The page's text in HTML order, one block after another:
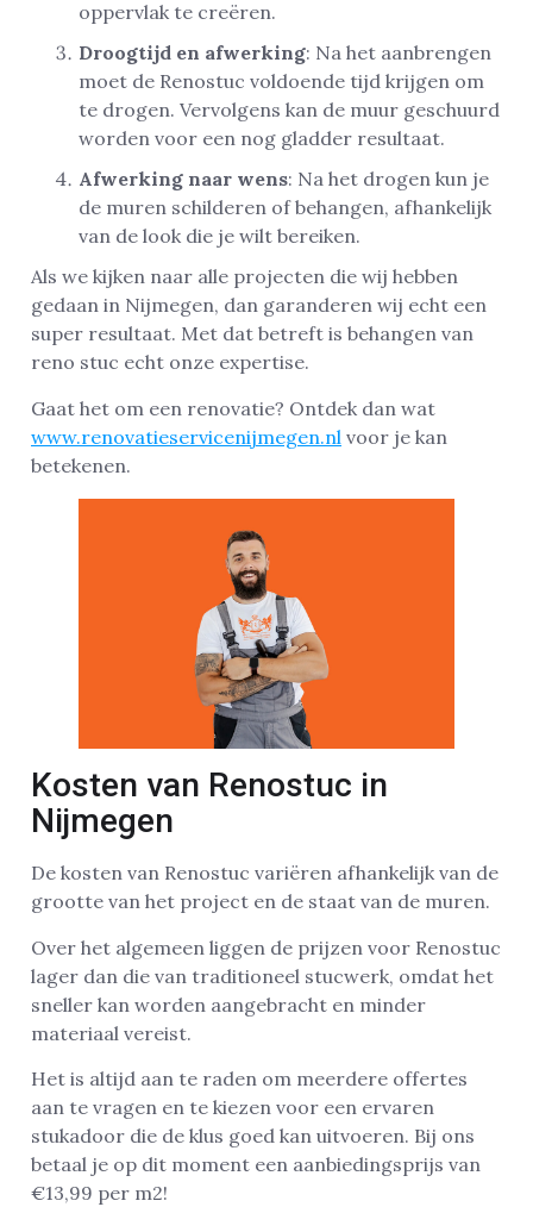
oppervlak te creëren.
Droogtijd en afwerking: Na het aanbrengen
moet de Renostuc voldoende tijd krijgen om
te drogen. Vervolgens kan de muur geschuurd
worden voor een nog gladder resultaat.
Afwerking naar wens: Na het drogen kun je
de muren schilderen of behangen, afhankelijk
van de look die je wilt bereiken.
Als we kijken naar alle projecten die wij hebben
gedaan in Nijmegen, dan garanderen wij echt een
super resultaat. Met dat betreft is behangen van
reno stuc echt onze expertise.
Gaat het om een renovatie? Ontdek dan wat
www.renovatieservicenijmegen.nl voor je kan
betekenen.
Kosten van Renostuc in
Nijmegen
De kosten van Renostuc variëren afhankelijk van de
grootte van het project en de staat van de muren.
Over het algemeen liggen de prijzen voor Renostuc
lager dan die van traditioneel stucwerk, omdat het
sneller kan worden aangebracht en minder
materiaal vereist.
Het is altijd aan te raden om meerdere offertes
aan te vragen en te kiezen voor een ervaren
stukadoor die de klus goed kan uitvoeren. Bij ons
betaal je op dit moment een aanbiedingsprijs van
€13,99 per m2!